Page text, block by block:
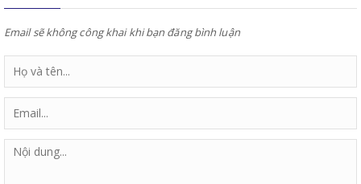
Email sẽ không công khai khi bạn đăng bình luận